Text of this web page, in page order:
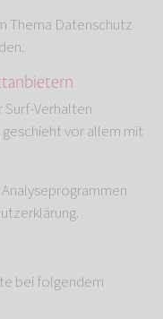
Thema Datenschutz
Surf-Verhalten
vor allem mit
bei folgendem